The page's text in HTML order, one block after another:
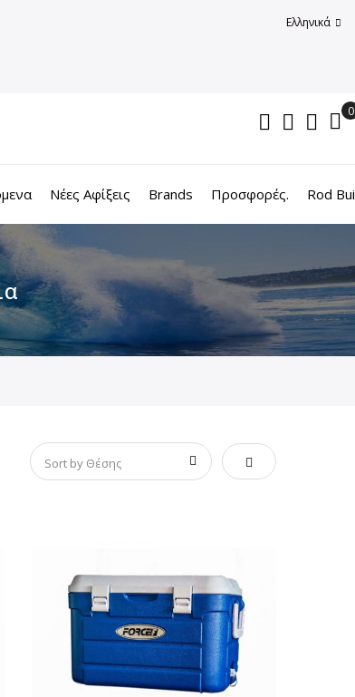
Ελληνικά
Νέες Αφίξεις Brands Προσφορές. Rod
Φθίνουσα